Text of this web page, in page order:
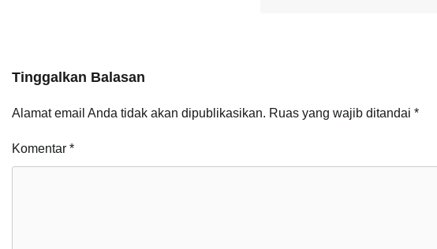
Tinggalkan Balasan
Alamat email Anda tidak akan dipublikasikan. Ruas yang wajib ditandai *
Komentar *